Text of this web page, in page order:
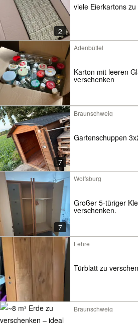
2
viele Eierkartons
Adenbüttel
Karton mit leeren
verschenken
7
Braunschweig
Gartenschuppen
7
Wolfsburg
Großer 5-türiger
verschenken.
Lehre
Türblatt zu
Braunschweig